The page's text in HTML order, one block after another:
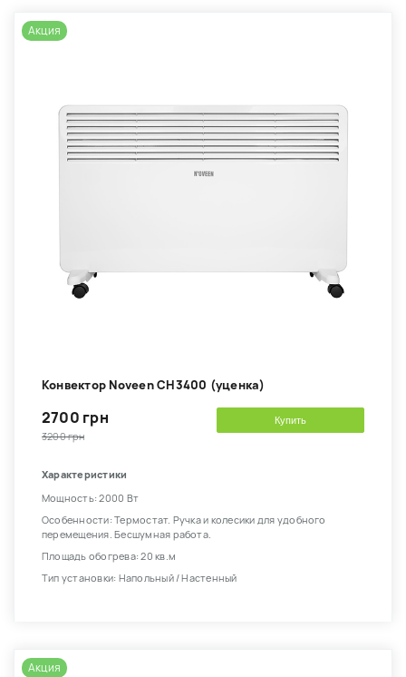
Акция
Конвектор Noveen CH3400 (уценка)
2700 грн
3200 грн
Купить
Характеристики
Мощность: 2000 Вт
Особенности: Термостат. Ручка и колесики для удобного
перемещения. Бесшумная работа.
Площадь обогрева: 20 кв.м
Тип установки: Напольный / Настенный
Акция